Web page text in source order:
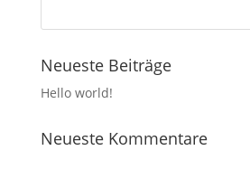
Neueste Beiträge
Hello world!
Neueste Kommentare